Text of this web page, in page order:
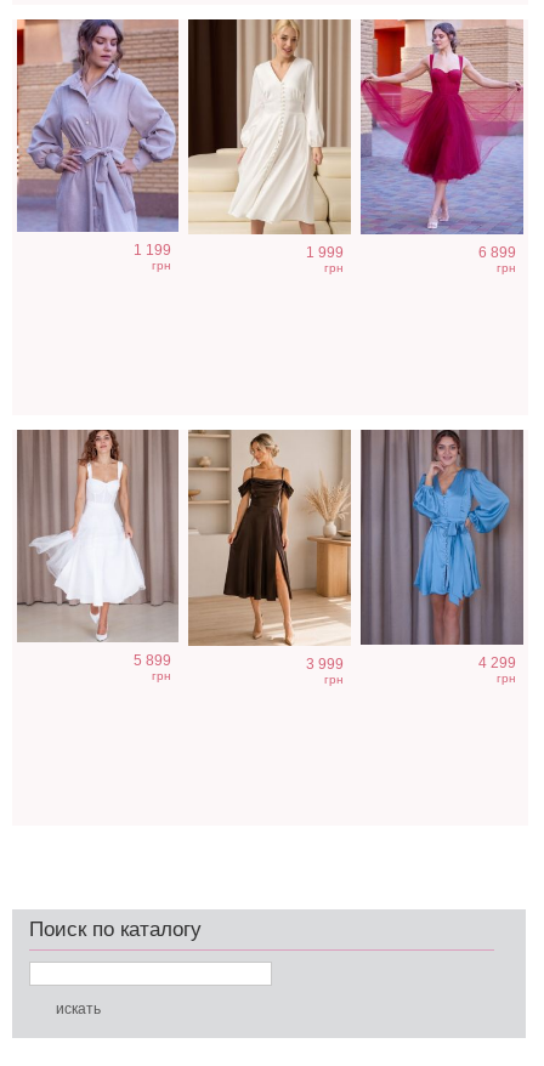
1 199
грн
1 999
грн
6 899
грн
Нарядное
корсетное белое
платье миди
5 899
грн
Коричневое
атласное платье
3 999
грн
Нарядное
шелковое платье
в голубом цвете
4 299
грн
Поиск по каталогу